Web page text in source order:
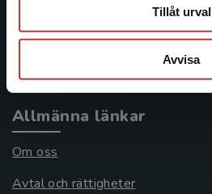
Tillåt urval
Avvisa
Köpvillkor
Allmänna länkar
Om oss
Avtal och rättigheter